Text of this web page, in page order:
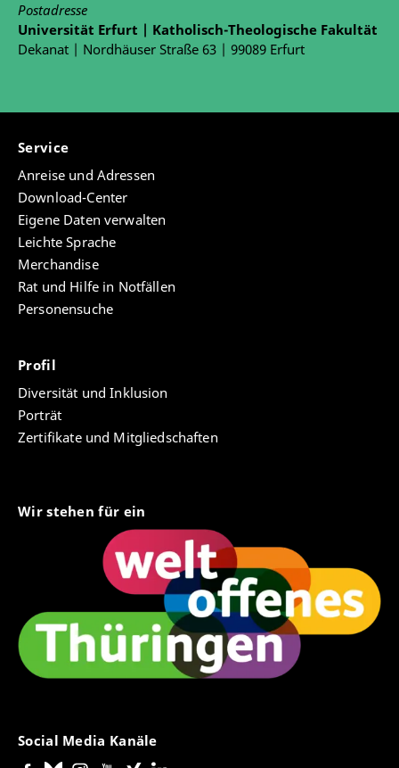
Postadresse
Universität Erfurt | Katholisch-Theologische Fakultät
Dekanat | Nordhäuser Straße 63 | 99089 Erfurt
Service
Anreise und Adressen
Download-Center
Eigene Daten verwalten
Leichte Sprache
Merchandise
Rat und Hilfe in Notfällen
Personensuche
Profil
Diversität und Inklusion
Porträt
Zertifikate und Mitgliedschaften
Wir stehen für ein
Social Media Kanäle